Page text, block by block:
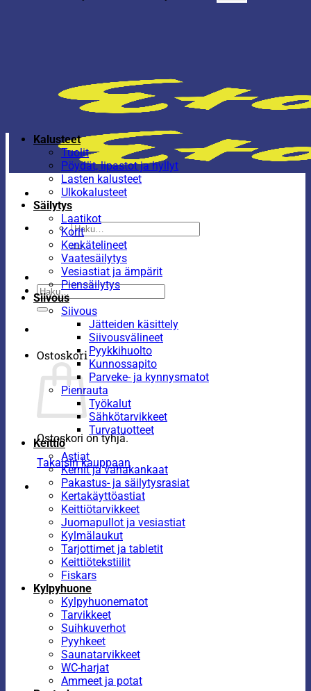
Etsi:
Etsi:
Ostoskori
Ostoskori on tyhjä.
Takaisin kauppaan
Kalusteet
Tuolit
Pöydät, lipastot ja hyllyt
Lasten kalusteet
Ulkokalusteet
Säilytys
Laatikot
Korit
Kenkätelineet
Vaatesäilytys
Vesiastiat ja ämpärit
Piensäilytys
Siivous
Siivous
Jätteiden käsittely
Siivousvälineet
Pyykkihuolto
Kunnossapito
Parveke- ja kynnysmatot
Pienrauta
Työkalut
Sähkötarvikkeet
Turvatuotteet
Keittiö
Astiat
Kernit ja vahakankaat
Pakastus- ja säilytysrasiat
Kertakäyttöastiat
Keittiötarvikkeet
Juomapullot ja vesiastiat
Kylmälaukut
Tarjottimet ja tabletit
Keittiötekstiilit
Fiskars
Kylpyhuone
Kylpyhuonematot
Tarvikkeet
Suihkuverhot
Pyyhkeet
Saunatarvikkeet
WC-harjat
Ammeet ja potat